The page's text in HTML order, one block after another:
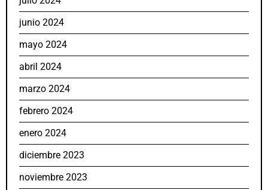
junio 2024
mayo 2024
abril 2024
marzo 2024
febrero 2024
enero 2024
diciembre 2023
noviembre 2023